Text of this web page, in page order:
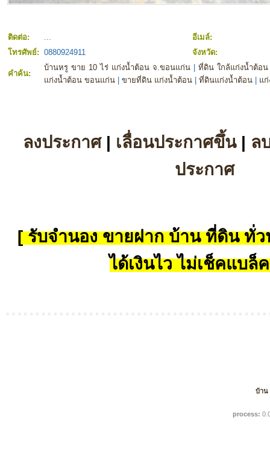
ติดต่อ: ...
อีเมล์:
โทรศัพย์: 0880924911 จังหวัด:
คำค้น:
บ้านหรู ขาย 10 ไร่ แก่งน้ำต้อน จ.ขอนแก่น
ที่ดิน ใกล้แก่งน้ำต้อ
แก่งน้ำต้อน ขอนแก่น
ขายที่ดิน แก่งน้ำต้อน ที่ดินแก่งน้ำต้อน แ
ลงประกาศ| เลื่อนประกาศขึ้น| ล
ประกาศ
[ รับจำนอง ขายฝาก บ้าน ที่ดิน ทั่ว
ได้เงินไว ไม่เช็คแบล็
บ้าน
process: